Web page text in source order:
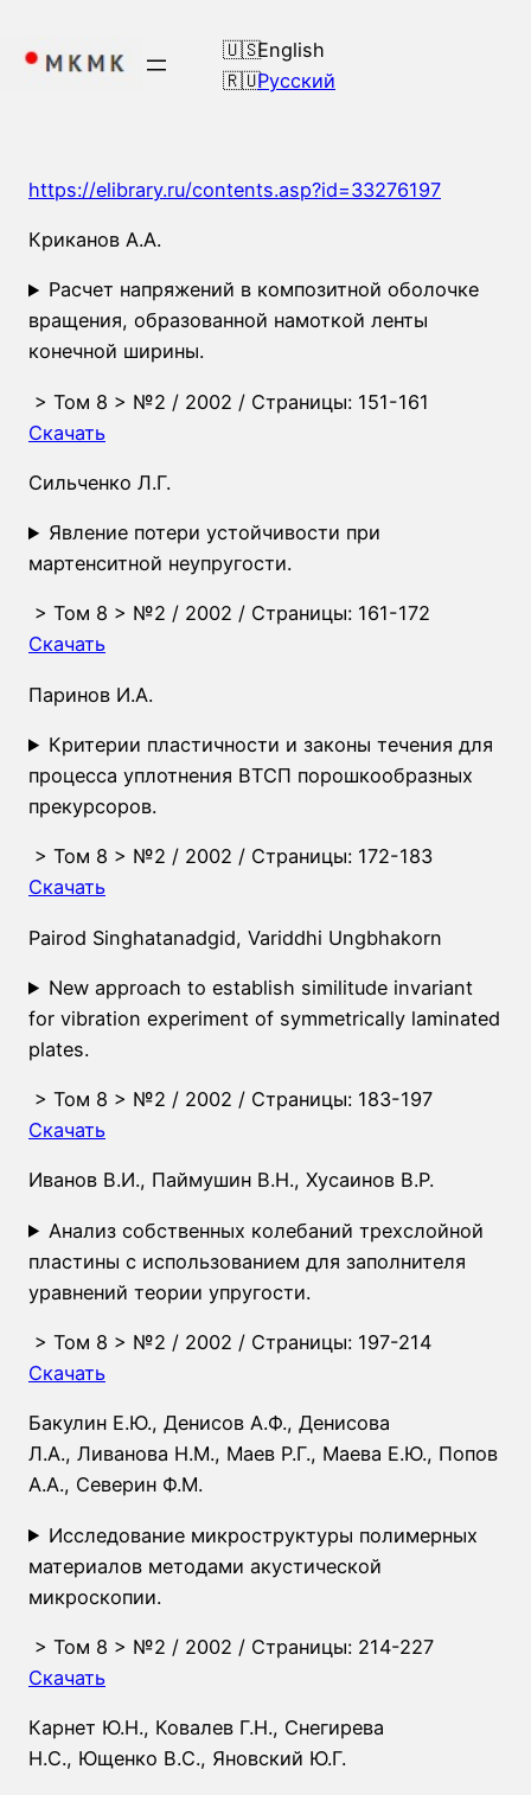
содержимому
English
Русский
https://elibrary.ru/contents.asp?id=33276197
Криканов А.А.
Расчет напряжений в композитной оболочке
вращения, образованной намоткой ленты
конечной ширины.
> Том 8 > №2 / 2002 / Страницы: 151-161
Скачать
Сильченко Л.Г.
Явление потери устойчивости при
мартенситной неупругости.
> Том 8 > №2 / 2002 / Страницы: 161-172
Скачать
Паринов И.А.
Критерии пластичности и законы течения для
процесса уплотнения ВТСП порошкообразных
прекурсоров.
> Том 8 > №2 / 2002 / Страницы: 172-183
Скачать
Pairod Singhatanadgid, Variddhi Ungbhakorn
New approach to establish similitude invariant
for vibration experiment of symmetrically laminated
plates.
> Том 8 > №2 / 2002 / Страницы: 183-197
Скачать
Иванов В.И., Паймушин В.Н., Хусаинов В.Р.
Анализ собственных колебаний трехслойной
пластины с использованием для заполнителя
уравнений теории упругости.
> Том 8 > №2 / 2002 / Страницы: 197-214
Скачать
Бакулин Е.Ю., Денисов А.Ф., Денисова
Л.А., Ливанова Н.М., Маев Р.Г., Маева Е.Ю., Попов
А.А., Северин Ф.М.
Исследование микроструктуры полимерных
материалов методами акустической
микроскопии.
> Том 8 > №2 / 2002 / Страницы: 214-227
Скачать
Карнет Ю.Н., Ковалев Г.Н., Снегирева
Н.С., Ющенко В.С., Яновский Ю.Г.